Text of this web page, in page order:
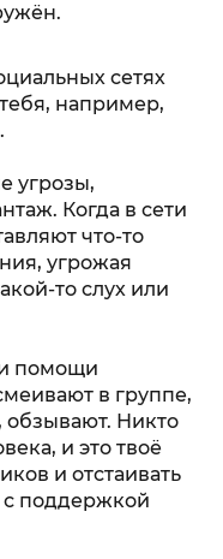
сетях
например,
угрозы,
Когда в сети
что-то
угрожая
то слух или
помощи
в группе,
Никто
и это твоё
и отстаивать
с поддержкой